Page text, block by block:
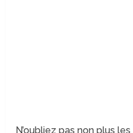
N’oubliez pas non plus les